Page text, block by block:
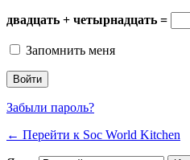
двадцать + четырнадцать =
Запомнить меня
Забыли пароль?
← Перейти к Soc World Kitchen